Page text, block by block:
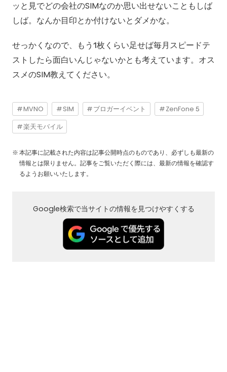
ッと見でどの会社のSIMなのか思い出せないこともしば
しば。なんか目印とか付けないとダメかな。
せっかくなので、もう1枚くらい足せば毎月スピードテ
ストしたら面白いんじゃないかとも考えています。オス
スメのSIM教えてください。
MVNO SIM ブロガーイベント ZenFone 5
楽天モバイル
本記事に記載された内容は記事公開時点のものであり、必ずしも最新の
情報とは限りません。記事をご覧いただく際には、最新の情報を確認す
るようお願いいたします。
Google検索で当サイトの情報を見つけやすくする